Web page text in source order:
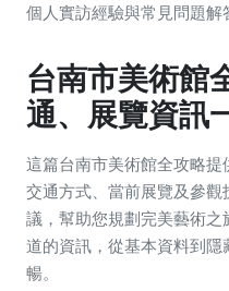
個人實訪經驗與常見問題解
台南市美術館
通、展覽資訊
這篇台南市美術館全攻略提
交通方式、當前展覽及參
議，幫助您規劃完美藝術
道的資訊，從基本資料到
暢。